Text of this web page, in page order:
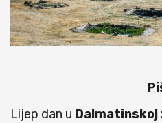
Lijep dan u Dalmatinskoj